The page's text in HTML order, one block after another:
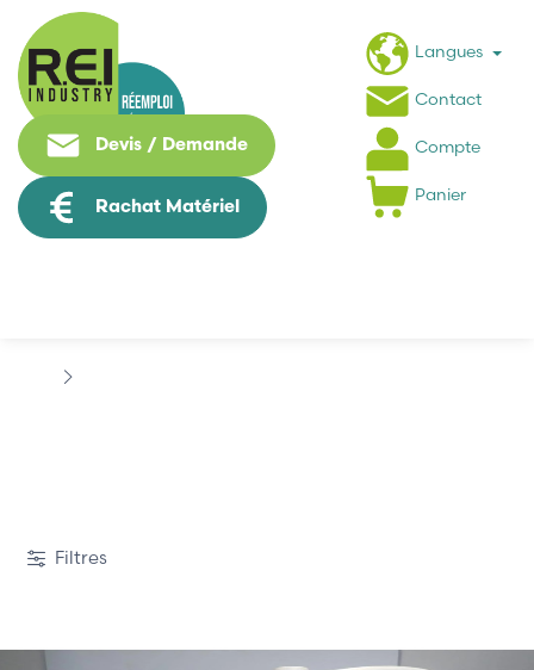
Devis / Demande
Rachat Matériel
Langues
Contact
Compte
Panier
Filtres